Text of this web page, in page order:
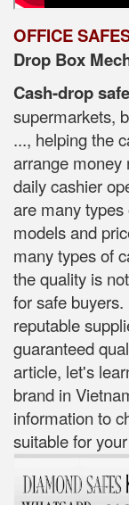
OFFICE
Drop Box
Cash-drop safe
supermarkets,
..., helping the
arrange money
daily cashier
are many
models and
many types of
the quality is
for safe
reputable
guaranteed
article, let's
brand in
information to
suitable for